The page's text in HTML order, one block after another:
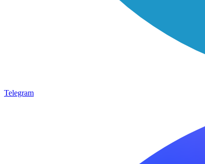
Telegram